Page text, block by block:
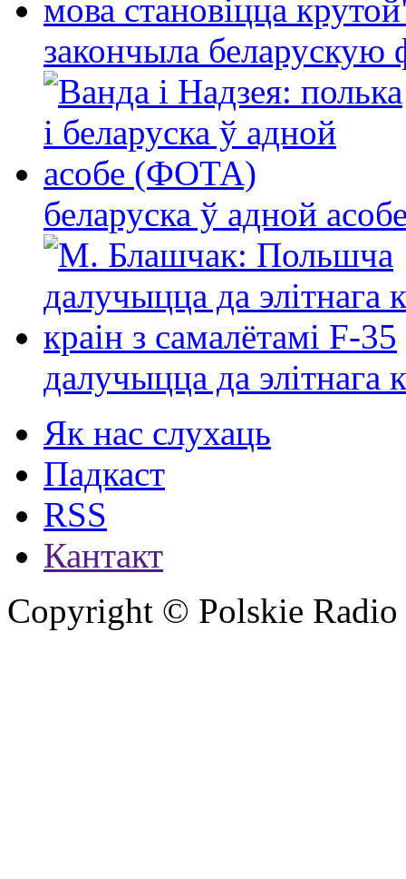
закончыла беларускую
беларуска ў адной
далучыцца да элітнага
Як нас слухаць
Падкаст
RSS
Кантакт
Copyright © Polskie